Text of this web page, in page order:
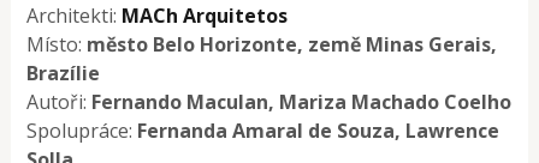
Architekti: MACh Arquitetos
Místo: město Belo Horizonte, země Minas Gerais,
Brazílie
Autoři: Fernando Maculan, Mariza Machado Coelho
Spolupráce: Fernanda Amaral de Souza, Lawrence